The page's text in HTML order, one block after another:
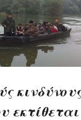
εκτίθεται